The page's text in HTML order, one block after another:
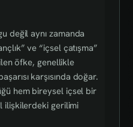
değil aynı zamanda
ve “içsel çatışma”
öfke, genellikle
karşısında doğar.
hem bireysel içsel bir
ilişkilerdeki gerilimi